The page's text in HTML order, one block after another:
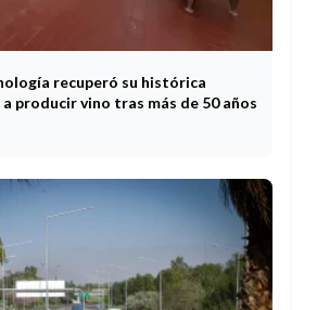
recuperó su histórica
producir vino tras más de 50 años